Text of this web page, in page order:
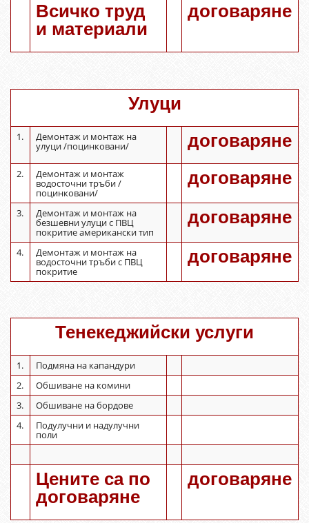
Всичко труд
и материали
договаряне
Улуци
1. Демонтаж и монтаж на
улуци /поцинковани/ договаряне
2. Демонтаж и монтаж
водосточни тръби /
поцинковани/
договаряне
3. Демонтаж и монтаж на
безшевни улуци с ПВЦ
покритие американски тип
договаряне
4. Демонтаж и монтаж на
водосточни тръби с ПВЦ
покритие
договаряне
Тенекеджийски услуги
1.
Подмяна на капандури
2.
Обшиване на комини
3.
Обшиване на бордове
4.
Подулучни и надулучни
поли
Цените са по
договаряне
договаряне